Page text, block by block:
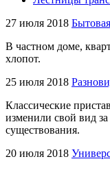
27 июля 2018
В частном доме,
хлопот.
25 июля 2018
Классические
изменили свой вид
существования.
20 июля 2018